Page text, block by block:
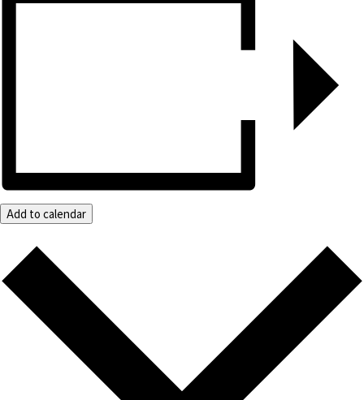
Add to calendar